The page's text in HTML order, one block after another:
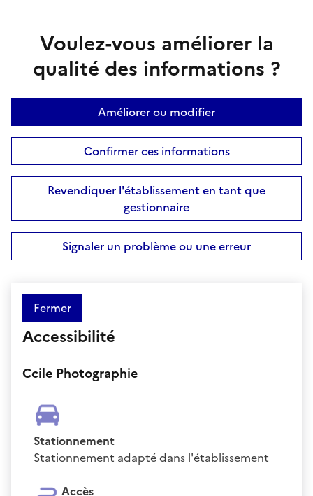
Voulez-vous améliorer la
qualité des informations ?
Améliorer ou modifier
Confirmer ces informations
Revendiquer l'établissement en tant que
gestionnaire
Signaler un problème ou une erreur
Fermer
Accessibilité
Ccile Photographie
Stationnement
Stationnement adapté dans l'établissement
Accès